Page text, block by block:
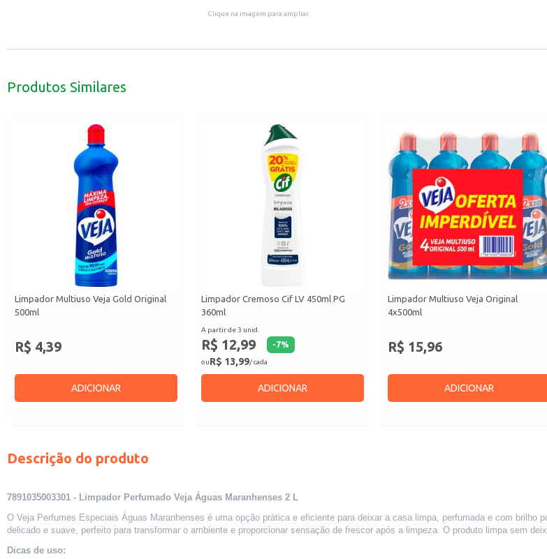
Clique na imagem para ampliar.
Produtos Similares
Limpador Multiuso Veja Gold Original
500ml
R$ 4,39
ADICIONAR
Limpador Cremoso Cif LV 450ml PG
360ml
A partir de 3 unid.
R$ 12,99 -7%
ouR$ 13,99/ cada
ADICIONAR
Limpador Multiuso Veja Original
4x500ml
R$ 15,96
ADICIONAR
Descrição do produto
7891035003301 - Limpador Perfumado Veja Águas Maranhenses 2 L
O Veja Perfumes Especiais Águas Maranhenses é uma opção prática e eficiente para deixar a casa limpa, perfumada e com brilho
delicado e suave, perfeito para transformar o ambiente e proporcionar sensação de frescor após a limpeza. O produto limpa sem
Dicas de uso: